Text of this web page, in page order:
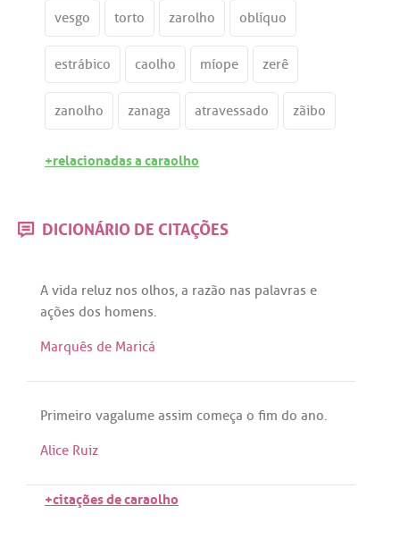
vesgo torto zarolho oblíquo
estrábico caolho míope zerê
zanolho zanaga atravessado zãibo
+relacionadas a caraolho
DICIONÁRIO DE CITAÇÕES
A vida reluz nos olhos, a razão nas palavras e
ações dos homens.
Marquês de Maricá
Primeiro vagalume assim começa o fim do ano.
Alice Ruiz
+citações de caraolho